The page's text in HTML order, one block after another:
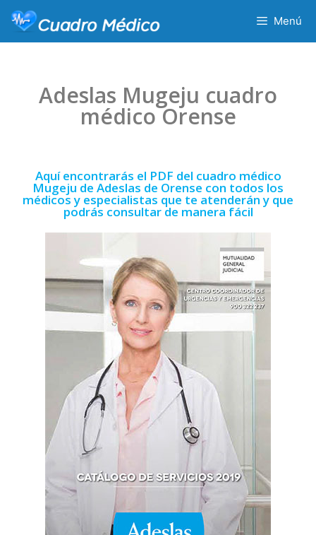
Menú
Adeslas Mugeju cuadro
médico Orense
Aquí encontrarás el PDF del cuadro médico
Mugeju de Adeslas de Orense con todos los
médicos y especialistas que te atenderán y que
podrás consultar de manera fácil